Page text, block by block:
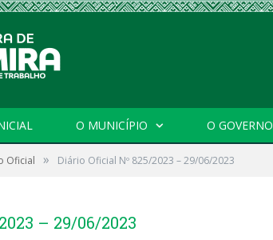
O MUNICÍPIO O GOVERNO
Oficial » Diário Oficial Nº 825/2023 – 29/06/2023
– 29/06/2023